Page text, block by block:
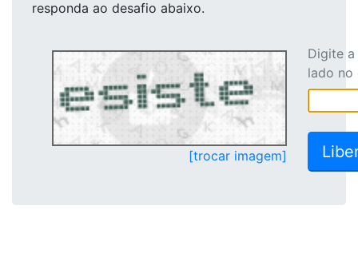
responda ao desafio abaixo.
[trocar imagem]
Digite
lado no